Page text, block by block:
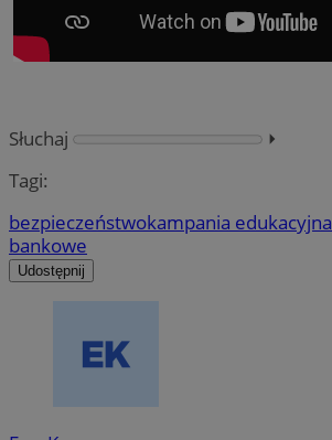
Słuchaj
⏵︎
Tagi:
bezpieczeństwokampania edukacyjna
bankowe
Udostępnij